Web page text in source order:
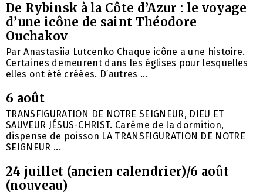
De Rybinsk à la Côte d’Azur : le voyage
d’une icône de saint Théodore
Ouchakov
Par Anastasiia Lutcenko Chaque icône a une histoire.
Certaines demeurent dans les églises pour lesquelles
elles ont été créées. D’autres ...
6 août
TRANSFIGURATION DE NOTRE SEIGNEUR, DIEU ET
SAUVEUR JÉSUS-CHRIST. Carême de la dormition,
dispense de poisson LA TRANSFIGURATION DE NOTRE
SEIGNEUR ...
24 juillet (ancien calendrier)/6 août
(nouveau)